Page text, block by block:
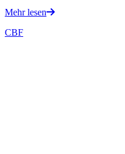
Mehr lesen
CBF